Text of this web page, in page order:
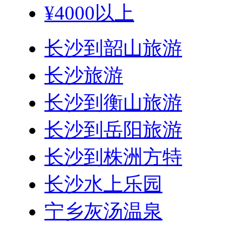
¥4000以上
长沙到韶山旅游
长沙旅游
长沙到衡山旅游
长沙到岳阳旅游
长沙到株洲方特
长沙水上乐园
宁乡灰汤温泉